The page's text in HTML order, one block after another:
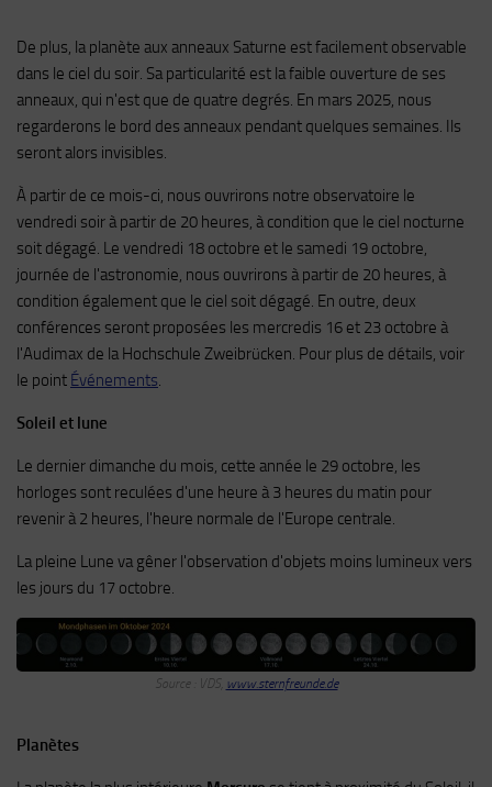
De plus, la planète aux anneaux Saturne est facilement observable
dans le ciel du soir. Sa particularité est la faible ouverture de ses
anneaux, qui n'est que de quatre degrés. En mars 2025, nous
regarderons le bord des anneaux pendant quelques semaines. Ils
seront alors invisibles.
À partir de ce mois-ci, nous ouvrirons notre observatoire le
vendredi soir à partir de 20 heures, à condition que le ciel nocturne
soit dégagé. Le vendredi 18 octobre et le samedi 19 octobre,
journée de l'astronomie, nous ouvrirons à partir de 20 heures, à
condition également que le ciel soit dégagé. En outre, deux
conférences seront proposées les mercredis 16 et 23 octobre à
l'Audimax de la Hochschule Zweibrücken. Pour plus de détails, voir
le point Événements.
Soleil et lune
Le dernier dimanche du mois, cette année le 29 octobre, les
horloges sont reculées d'une heure à 3 heures du matin pour
revenir à 2 heures, l'heure normale de l'Europe centrale.
La pleine Lune va gêner l'observation d'objets moins lumineux vers
les jours du 17 octobre.
Source : VDS, www.sternfreunde.de
Planètes